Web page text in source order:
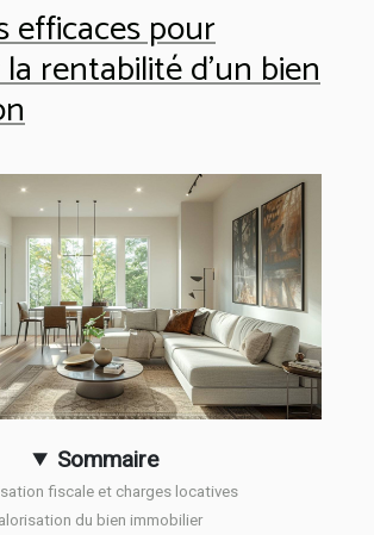
efficaces pour
rentabilité d'un bien
Sommaire
fiscale et charges locatives
du bien immobilier